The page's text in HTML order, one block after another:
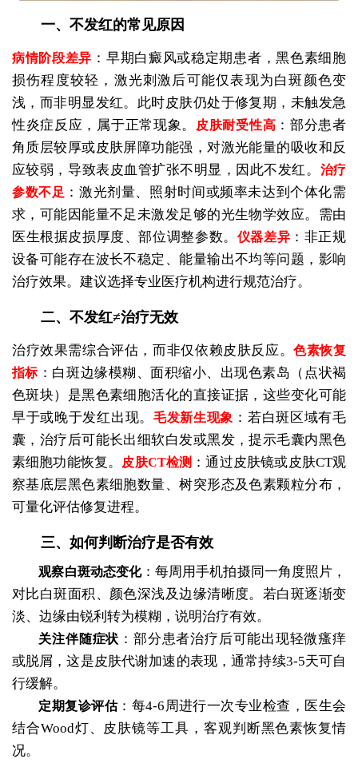
一、不发红的常见原因
病情阶段差异 ：早期白癜风或稳定期患者，黑色素细胞
损伤程度较轻，激光刺激后可能仅表现为白斑颜色变
浅，而非明显发红。此时皮肤仍处于修复期，未触发急
性炎症反应，属于正常现象。
皮肤耐受性高 ：部分患者
角质层较厚或皮肤屏障功能强，对激光能量的吸收和反
应较弱，导致表皮血管扩张不明显，因此不发红。 治疗
参数不足 ：激光剂量、照射时间或频率未达到个体化需
求，可能因能量不足未激发足够的光生物学效应。需由
医生根据皮损厚度、部位调整参数。 仪器差异 ：非正规
设备可能存在波长不稳定、能量输出不均等问题，影响
治疗效果。建议选择专业医疗机构进行规范治疗。
二、不发红≠治疗无效
治疗效果需综合评估，而非仅依赖皮肤反应。色素恢复
指标：白斑边缘模糊、面积缩小、出现色素岛（点状褐
色斑块）是黑色素细胞活化的直接证据，这些变化可能
早于或晚于发红出现。 毛发新生现象 ：若白斑区域有毛
囊，治疗后可能长出细软白发或黑发，提示毛囊内黑色
素细胞功能恢复。
皮肤CT检测 ：通过皮肤镜或皮肤CT观
察基底层黑色素细胞数量、树突形态及色素颗粒分布，
可量化评估修复进程。
三、如何判断治疗是否有效
观察白斑动态变化：每周用手机拍摄同一角度照片，
对比白斑面积、颜色深浅及边缘清晰度。若白斑逐渐变
淡、边缘由锐利转为模糊，说明治疗有效。
关注伴随症状 ：部分患者治疗后可能出现轻微瘙痒
或脱屑，这是皮肤代谢加速的表现，通常持续3-5天可自
行缓解。
定期复诊评估：每4-6周进行一次专业检查，医生会
结合Wood灯、皮肤镜等工具，客观判断黑色素恢复情
况。